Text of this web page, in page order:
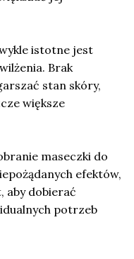
istotne jest
Brak
stan skóry,
większe
maseczki do
efektów,
aby dobierać
potrzeb